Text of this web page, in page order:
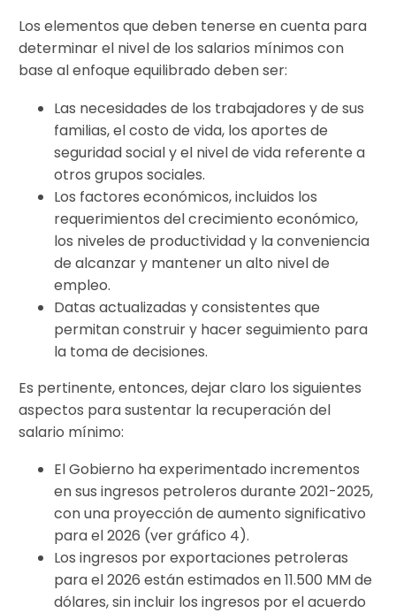
Los elementos que deben tenerse en cuenta para
determinar el nivel de los salarios mínimos con
base al enfoque equilibrado deben ser:
Las necesidades de los trabajadores y de sus
familias, el costo de vida, los aportes de
seguridad social y el nivel de vida referente a
otros grupos sociales.
Los factores económicos, incluidos los
requerimientos del crecimiento económico,
los niveles de productividad y la conveniencia
de alcanzar y mantener un alto nivel de
empleo.
Datas actualizadas y consistentes que
permitan construir y hacer seguimiento para
la toma de decisiones.
Es pertinente, entonces, dejar claro los siguientes
aspectos para sustentar la recuperación del
salario mínimo:
El Gobierno ha experimentado incrementos
en sus ingresos petroleros durante 2021-2025,
con una proyección de aumento significativo
para el 2026 (ver gráfico 4).
Los ingresos por exportaciones petroleras
para el 2026 están estimados en 11.500 MM de
dólares, sin incluir los ingresos por el acuerdo